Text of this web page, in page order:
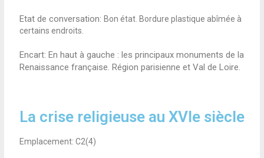
Etat de conversation: Bon état. Bordure plastique abîmée à
certains endroits.
Encart: En haut à gauche : les principaux monuments de la
Renaissance française. Région parisienne et Val de Loire.
La crise religieuse au XVIe siècle
Emplacement: C2(4)